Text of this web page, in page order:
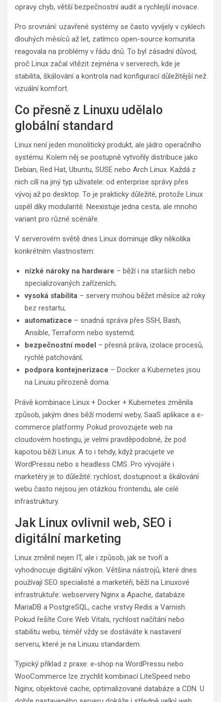
opravy chyb, větší bezpečnostní audit a rychlejší inovace.
Pro srovnání: uzavřené systémy se často vyvíjely v cyklech
dlouhých měsíců až let, zatímco open-source komunita
reagovala na problémy v řádu dnů. To byl zásadní důvod,
proč Linux začal vítězit zejména v serverech, kde je
stabilita, škálování a kontrola nad konfigurací důležitější než
vizuální komfort.
Co přesně z Linuxu udělalo
globální standard
Linux není jeden monolitický produkt, ale jádro operačního
systému. Kolem něj se postupně vytvořily distribuce jako
Debian, Red Hat, Ubuntu, SUSE nebo Arch Linux. Každá z
nich cílí na jiný typ uživatele: od enterprise správy přes
vývoj až po desktop. To je prakticky důležité, protože Linux
uspěl díky modularitě. Neexistuje jedna cesta, ale mnoho
variant pro různé scénáře.
V serverovém světě dnes Linux dominuje díky několika
konkrétním vlastnostem:
nízké nároky na hardware – běží i na starších nebo
specializovaných zařízeních;
vysoká stabilita – servery mohou běžet měsíce až roky
bez restartu;
automatizace – snadná správa přes SSH, Bash,
Ansible, Terraform nebo systemd;
bezpečnostní model – přesná práva, izolace procesů,
rychlé patchování;
podpora kontejnerizace – Docker a Kubernetes jsou
na Linuxu přirozeně doma.
Právě kombinace Linux + Docker + Kubernetes změnila
způsob, jakým dnes běží moderní weby, SaaS aplikace a e-
commerce platformy. Pokud provozujete web na
cloudovém hostingu, je velmi pravděpodobné, že pod
kapotou běží Linux. A to i tehdy, když pracujete ve
WordPressu nebo s headless CMS. Pro vývojáře i
marketéry je to důležité: rychlost, dostupnost a škálování
webu často nejsou jen otázkou frontendu, ale celé
infrastruktury.
Jak Linux ovlivnil web, SEO i
digitální marketing
Linux změnil nejen IT, ale i způsob, jak se tvoří a
vyhodnocuje digitální výkon. Většina nástrojů, které dnes
používají SEO specialisté a marketéři, běží na Linuxové
infrastruktuře: webservery Nginx a Apache, databáze
MariaDB a PostgreSQL, cache vrstvy Redis a Varnish.
Pokud řešíte Core Web Vitals, rychlost načítání nebo
stabilitu webu, téměř vždy se dostáváte k nastavení
serveru, které je na Linuxu standardem.
Typický příklad z praxe: e-shop na WordPressu nebo
WooCommerce lze zrychlit kombinací LiteSpeed nebo
Nginx, objektové cache, optimalizované databáze a CDN. U